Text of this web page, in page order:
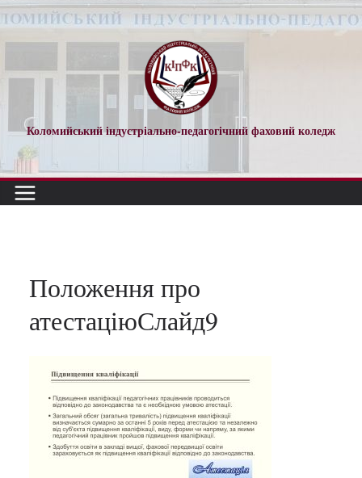
Перейти
до
Коломийський індустріально-педагогічний фаховий коледж
Положення про
атестаціюСлайд9